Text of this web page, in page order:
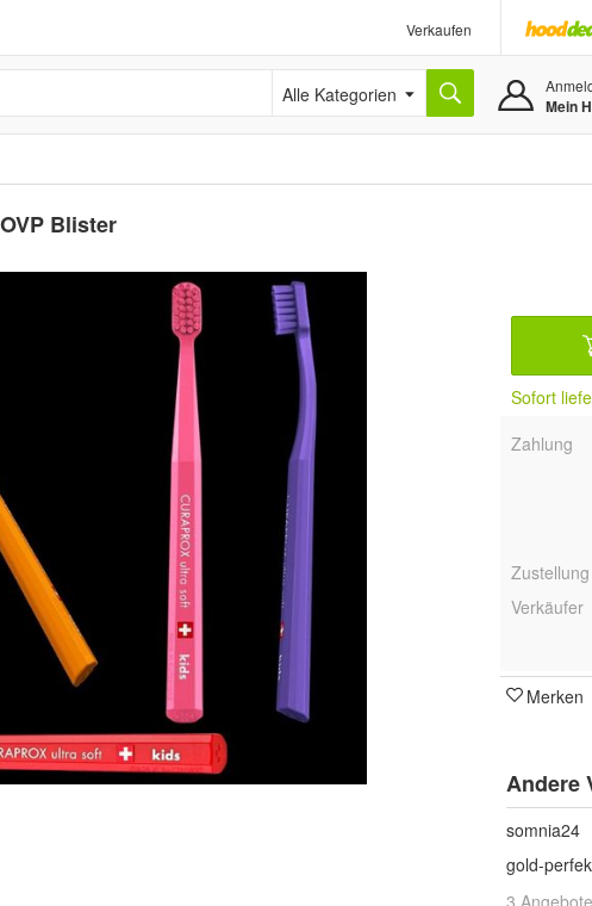
Verkaufen
Alle Kategorien
Mein
Blister
Sofort
Zahlung
Zustellung
Verkäufer
Merken
Andere
somnia24
gold-